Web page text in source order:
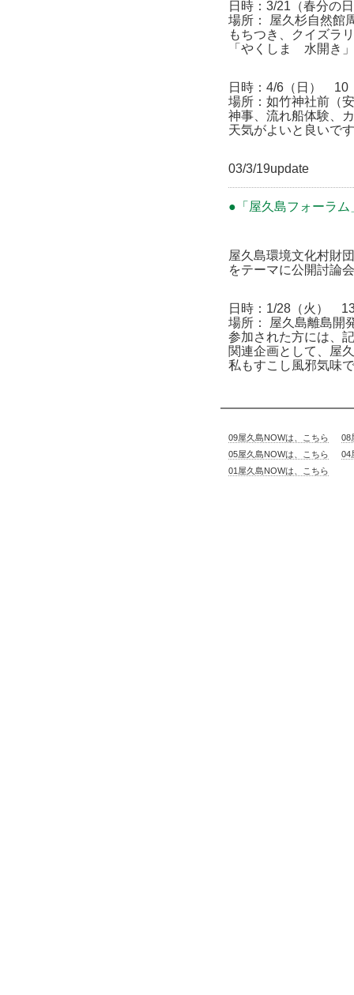
日時：3/21（春分
場所： 屋久杉自然館
もちつき、クイズラ
「やくしま 水開き」
日時：4/6（日） 10
場所：如竹神社前（
神事、流れ船体験、
天気がよいと良いで
03/3/19update
●「屋久島フォーラ
屋久島環境文化村財
をテーマに公開討論
日時：1/28（火）
場所： 屋久島離島開
参加された方には、
関連企画として、屋
私もすこし風邪気味
09屋久島NOWは、こちら
08
05屋久島NOWは、こちら
04
01屋久島NOWは、こちら